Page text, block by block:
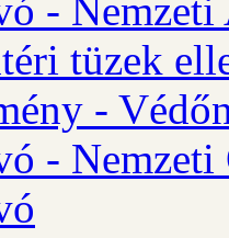
- Nemzeti
tüzek
-
- Nemzeti